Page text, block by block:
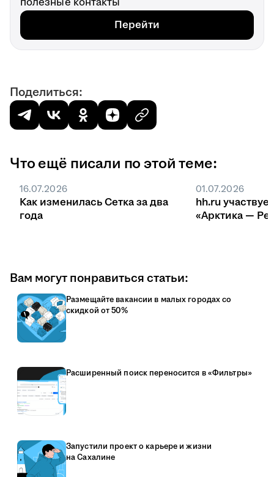
Перейти
Поделиться:
Что ещё писали по этой теме:
16.07.2026
Как изменилась Сетка за два
года
01.07.2026
hh.ru
«Арктика —
Вам могут понравиться статьи:
Размещайте вакансии в малых городах со
скидкой от 50%
Расширенный поиск переносится в «Фильтры»
Запустили проект о карьере и жизни
на Сахалине